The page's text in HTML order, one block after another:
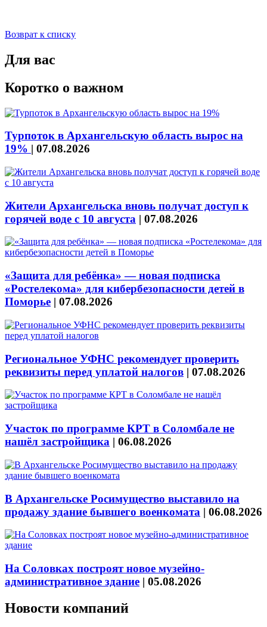
Возврат к списку
Для вас
Коротко о важном
Турпоток в Архангельскую область вырос на
19% | 07.08.2026
Жители Архангельска вновь получат доступ к
горячей воде с 10 августа | 07.08.2026
«Защита для ребёнка» — новая подписка
«Ростелекома» для кибербезопасности детей в
Поморье | 07.08.2026
Региональное УФНС рекомендует проверить
реквизиты перед уплатой налогов | 07.08.2026
Участок по программе КРТ в Соломбале не
нашёл застройщика | 06.08.2026
В Архангельске Росимущество выставило на
продажу здание бывшего военкомата | 06.08.2026
На Соловках построят новое музейно-
административное здание | 05.08.2026
Новости компаний